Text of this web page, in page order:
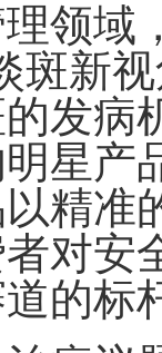
域，
斑新
发病
星产
精准
对安
的标